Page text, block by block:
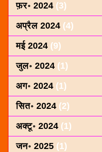
फ़र॰ 2024 (3)
अप्रैल 2024 (4)
मई 2024 (9)
जुल॰ 2024 (1)
अग॰ 2024 (1)
सित॰ 2024 (2)
अक्टू॰ 2024 (1)
जन॰ 2025 (1)